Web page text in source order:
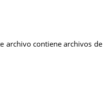
archivo contiene archivos de